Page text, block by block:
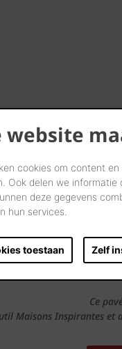
website
cookies om content
Ook delen we
deze gegevens
hun services.
toestaan Zelf
Ce
Maisons Inspirantes et